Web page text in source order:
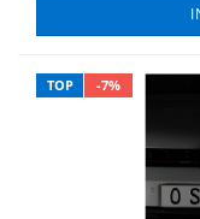
TOP -7%